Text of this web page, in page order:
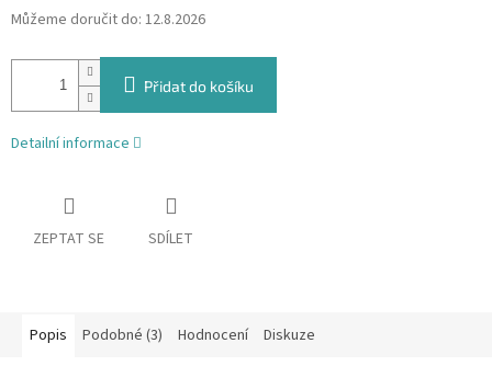
Můžeme doručit do: 12.8.2026
Přidat do košíku
Detailní informace
ZEPTAT SE SDÍLET
Popis Podobné (3) Hodnocení Diskuze